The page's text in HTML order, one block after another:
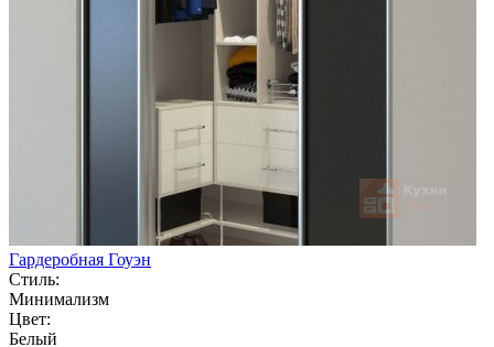
Гардеробная Гоуэн
Стиль:
Минимализм
Цвет:
Белый